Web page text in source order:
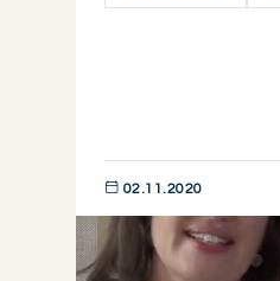
02.11.2020
DESCUBRIR AHORA